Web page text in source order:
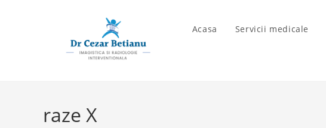
Acasa Servicii medicale
raze X